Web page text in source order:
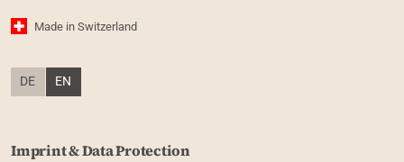
Made in Switzerland
DE EN
Imprint & Data Protection